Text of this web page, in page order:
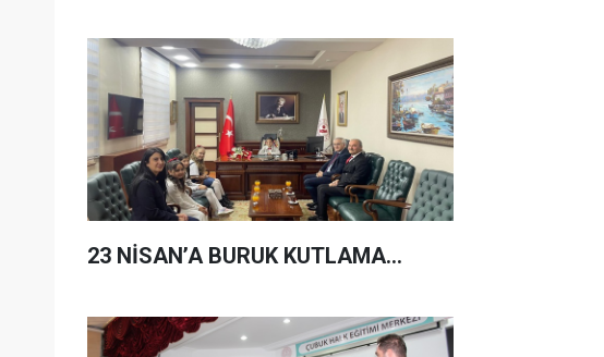
23 NİSAN’A BURUK KUTLAMA...